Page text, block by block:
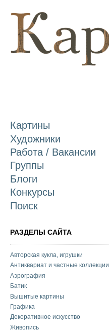
Картины
Художники
Работа / Вакансии
Группы
Блоги
Конкурсы
Поиск
РАЗДЕЛЫ САЙТА
Авторская кукла, игрушки
Антиквариат и частные коллекции
Аэрография
Батик
Вышитые картины
Графика
Декоративное искусство
Живопись